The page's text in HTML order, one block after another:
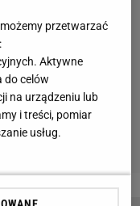
przetwarzać
Aktywne
do celów
na urządzeniu lub
i treści, pomiar
usług.